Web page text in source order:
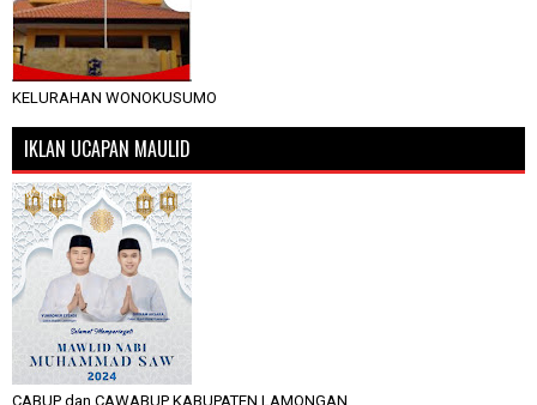
KELURAHAN WONOKUSUMO
IKLAN UCAPAN MAULID
CABUP dan CAWABUP KABUPATEN LAMONGAN